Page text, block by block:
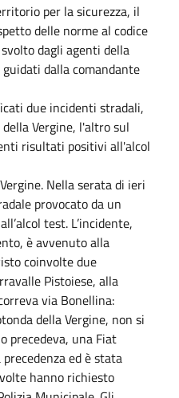
per la sicurezza, il
delle norme al codice
dagli agenti della
dalla comandante
due incidenti stradali,
Vergine, l'altro sul
risultati positivi all'alcol
Nella serata di ieri
provocato da un
test. L’incidente,
è avvenuto alla
coinvolte due
Pistoiese, alla
via Bonellina:
della Vergine, non si
precedeva, una Fiat
ed è stata
hanno richiesto